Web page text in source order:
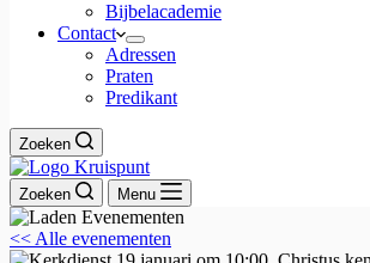
Bijbelacademie
Contact
Adressen
Praten
Predikant
Zoeken
Zoeken Menu
<< Alle evenementen